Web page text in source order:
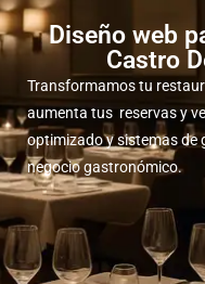
Diseño web
Castro
Transformamos tu
aumenta tus reservas y
optimizado y sistemas de
negocio gastronómico.